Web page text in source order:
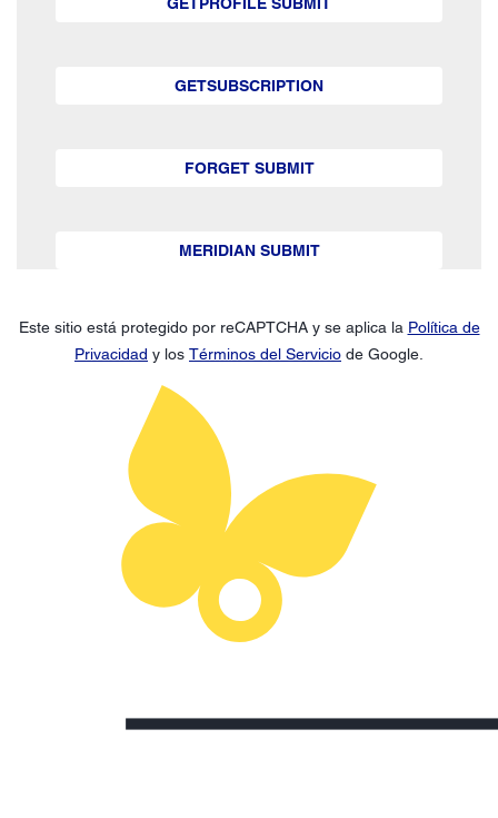
GETSUBSCRIPTION
FORGET SUBMIT
MERIDIAN SUBMIT
Este sitio está protegido por reCAPTCHA y se aplica la Política de
Privacidad y los Términos del Servicio de Google.